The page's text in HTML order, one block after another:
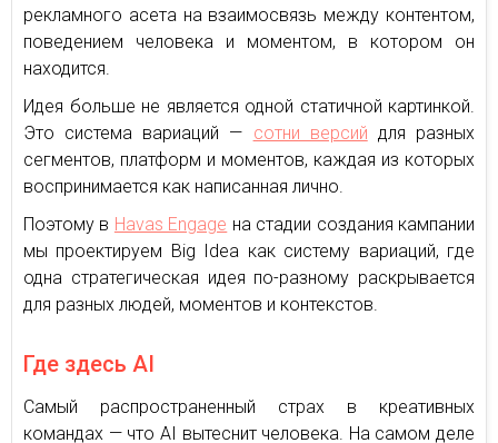
рекламного асета на взаимосвязь между контентом,
поведением человека и моментом, в котором он
находится.
Идея больше не является одной статичной картинкой.
Это система вариаций — сотни версий для разных
сегментов, платформ и моментов, каждая из которых
воспринимается как написанная лично.
Поэтому в Havas Engage на стадии создания кампании
мы проектируем Big Idea как систему вариаций, где
одна стратегическая идея по-разному раскрывается
для разных людей, моментов и контекстов.
Где здесь AI
Самый распространенный страх в креативных
командах — что AI вытеснит человека. На самом деле